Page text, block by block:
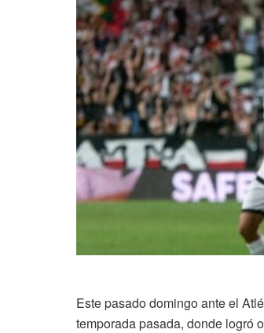
Este pasado domingo ante el
temporada pasada, donde logró